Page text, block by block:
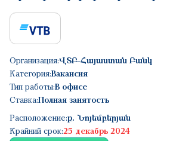
Организация:ՎՏԲ-Հայաստան Բանկ
Категория:Вакансия
Тип работы:В офисе
Ставка:Полная занятость
Расположение:ք. Նոյեմբերյան
Крайний срок:25 декабрь 2024